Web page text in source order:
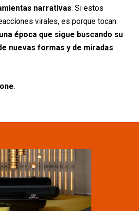
narrativas. Si estos
virales, es porque tocan
una época que sigue buscando su
nuevas formas y de miradas
.